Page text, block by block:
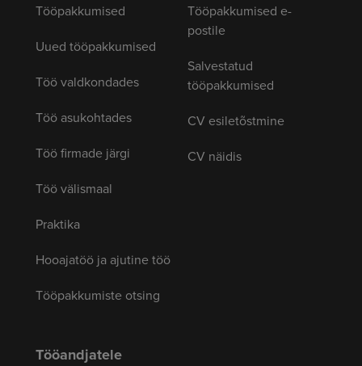
Tööpakkumised
Uued tööpakkumised
Töö valdkondades
Töö asukohtades
Töö firmade järgi
Töö välismaal
Praktika
Hooajatöö ja ajutine töö
Tööpakkumiste otsing
Tööpakkumised e-
postile
Salvestatud
tööpakkumised
CV esiletõstmine
CV näidis
Tööandjatele